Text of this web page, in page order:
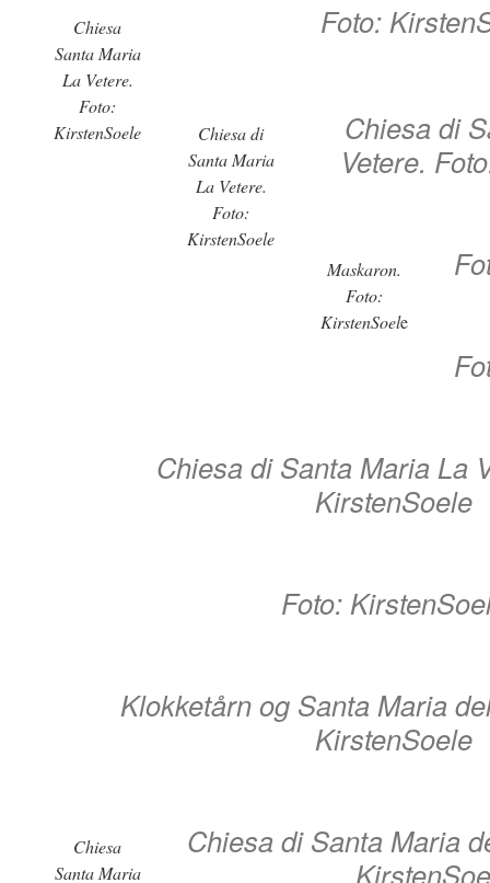
Chiesa
Santa Maria
La Vetere.
Foto:
KirstenSoele
Foto:
Chiesa di
Santa Maria
La Vetere.
Foto:
KirstenSoele
Chiesa di
Vetere.
Maskaron.
Foto:
KirstenSoele
Chiesa di Santa Maria La
KirstenSoele
Foto:
Klokketårn og Santa Maria
KirstenSoele
Chiesa
Santa Maria
Chiesa di Santa Maria